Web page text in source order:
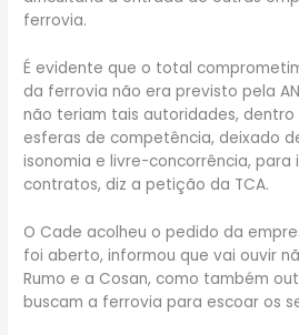
ferrovia.
É evidente que o total
da ferrovia não era previsto pela
não teriam tais autoridades, dentro
esferas de competência, deixado
isonomia e livre-concorrência, para
contratos, diz a petição da TCA.
O Cade acolheu o pedido da
foi aberto, informou que vai ouvir
Rumo e a Cosan, como também
buscam a ferrovia para escoar os